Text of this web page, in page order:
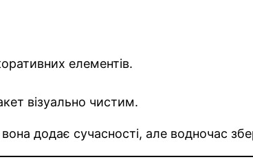
елементів.
візуально чистим.
додає сучасності, але водночас